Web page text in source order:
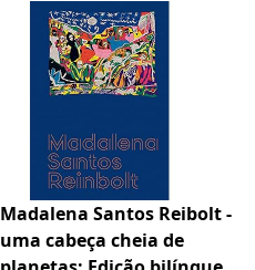
Madalena Santos Reibolt -
uma cabeça cheia de